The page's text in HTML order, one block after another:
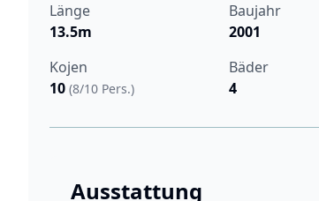
Länge
13.5m
Baujahr
2001
Kojen
10 (8/10 Pers.)
Bäder
4
Ausstattung